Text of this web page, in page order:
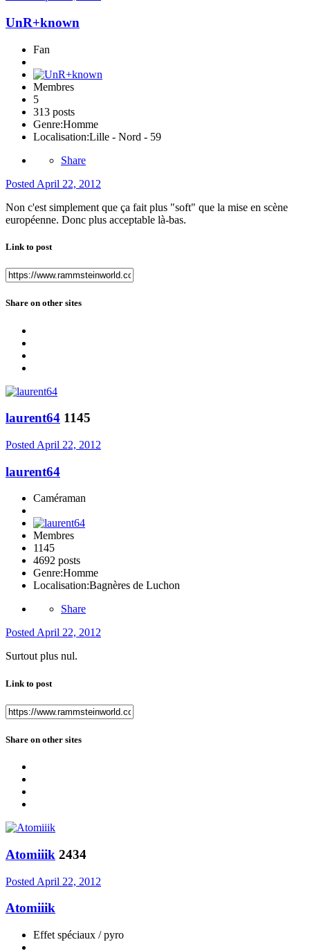
UnR+known
Fan
Membres
5
313 posts
Genre:Homme
Localisation:Lille - Nord - 59
Share
Posted April 22, 2012
Non c'est simplement que ça fait plus "soft" que la mise en scène
européenne. Donc plus acceptable là-bas.
Link to post
Share on other sites
laurent64 1145
Posted April 22, 2012
laurent64
Caméraman
Membres
1145
4692 posts
Genre:Homme
Localisation:Bagnères de Luchon
Share
PostedApril 22, 2012
Surtout plus nul.
Link to post
Share on other sites
Atomiiik 2434
Posted April 22, 2012
Atomiiik
Effet spéciaux / pyro